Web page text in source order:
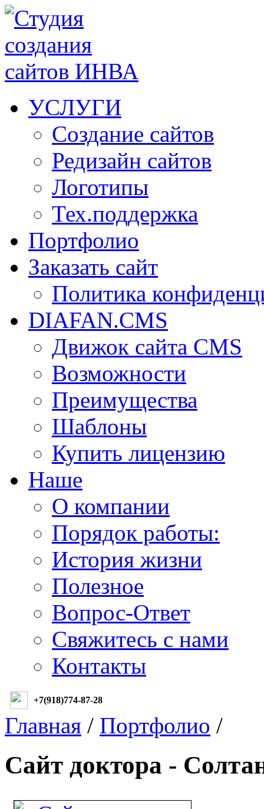
УСЛУГИ
Создание сайтов
Редизайн сайтов
Логотипы
Тех.поддержка
Портфолио
Заказать сайт
Политика
DIAFAN.CMS
Движок сайта CMS
Возможности
Преимущества
Шаблоны
Купить лицензию
Наше
О компании
Порядок работы:
История жизни
Полезное
Вопрос-Ответ
Свяжитесь с нами
Контакты
+7(918)774-87-28
Главная / Портфолио /
Сайт доктора -